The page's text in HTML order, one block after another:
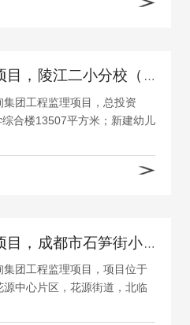
首盛国际工程监理项目，陵江二小分校（三清小学）及附属幼儿园改扩建项目
团工程监理项目，总投资
合楼13507平方米；新建幼儿
首盛国际工程监理项目，成都市石笋街小学新津分校
团工程监理项目，项目位于
中心片区，花源街道，北临